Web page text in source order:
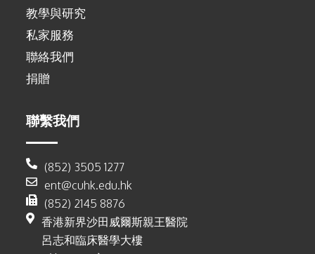
教學與研究
私家服務
聯絡我們
捐贈
聯繫我們
(852) 3505 1277
ent@cuhk.edu.hk
(852) 2145 8876
香港新界沙田威爾斯親王醫院
呂志和臨床醫學大樓